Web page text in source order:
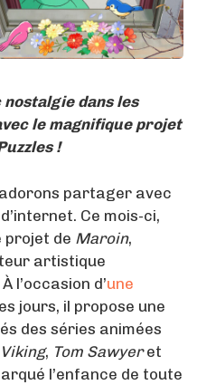
dans les
le magnifique projet
!
partager avec
Ce mois-ci,
projet de Maroin,
artistique
l’occasion d’une
jours, il propose une
des séries animées
, Tom Sawyeret
l’enfance de toute